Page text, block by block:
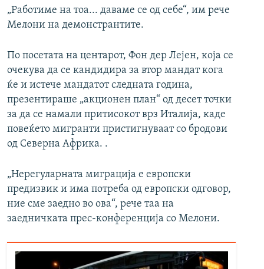
„Работиме на тоа... даваме се од себе“, им рече
Мелони на демонстрантите.
По посетата на центарот, Фон дер Лејен, која се
очекува да се кандидира за втор мандат кога
ќе и истече мандатот следната година,
презентираше „акционен план“ од десет точки
за да се намали притисокот врз Италија, каде
повеќето мигранти пристигнуваат со бродови
од Северна Африка. .
„Нерегуларната миграција е европски
предизвик и има потреба од европски одговор,
ние сме заедно во ова“, рече таа на
заедничката прес-конференција со Мелони.